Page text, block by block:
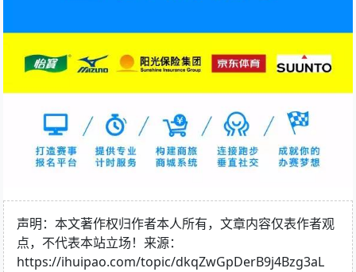
声明：本文著作权归作者本人所有，文章内容仅表作者观
点，不代表本站立场！来源：
https://ihuipao.com/topic/dkqZwGpDerB9j4Bzg3aL